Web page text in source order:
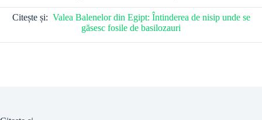
Citește și: Valea Balenelor din Egipt: Întinderea de nisip unde se
găsesc fosile de basilozauri